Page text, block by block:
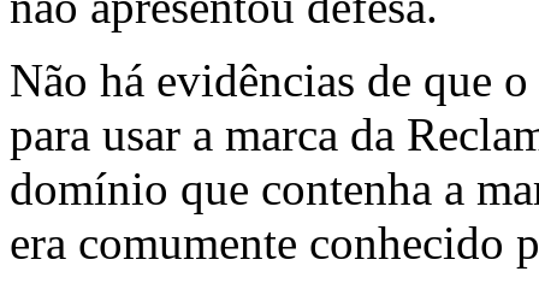
Não há evidências de que
para usar a marca da
domínio que contenha a
era comumente conhecido